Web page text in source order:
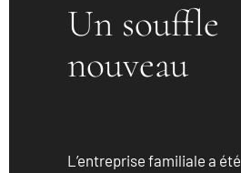
Un souffle
nouveau
L’entreprise familiale a été